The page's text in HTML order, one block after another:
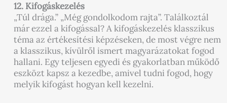
12. Kifogáskezelés
„Túl drága.” „Még gondolkodom rajta”. Találkoztál
már ezzel a kifogással? A kifogáskezelés klasszikus
téma az értékesítési képzéseken, de most végre nem
a klasszikus, kívülről ismert magyarázatokat fogod
hallani. Egy teljesen egyedi és gyakorlatban működő
eszközt kapsz a kezedbe, amivel tudni fogod, hogy
melyik kifogást hogyan kell kezelni.